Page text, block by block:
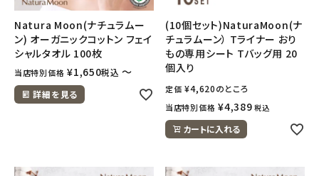
フード・ドリンク
ブランド
定期購入
Natura Moon(ナチュラムー
ン) オーガニックコットン フェイ
シャルタオル 100枚
当店特別価格 ¥1,650税込 〜
詳細を見る
(10個セット)NaturaMoon(ナ
チュラムーン） Tライナー おり
もの専用シート Tバッグ用 20
個入り
定価 ¥4,620のところ
当店特別価格 ¥4,389 税込
カートに入れる